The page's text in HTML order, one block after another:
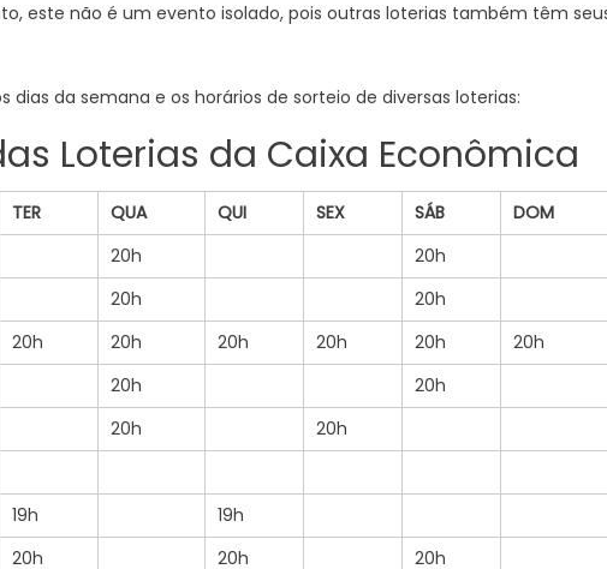
este não é um evento isolado, pois outras loterias também têm
da semana e os horários de sorteio de diversas loterias:
Loterias da Caixa Econômica
TER QUA QUI SEX SÁB
DOM
20h
20h
20h
20h
20h 20h 20h 20h 20h
20h
20h
20h
20h
20h
19h
19h
20h 20h
20h